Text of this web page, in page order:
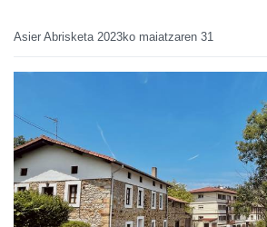
Asier Abrisketa 2023ko maiatzaren 31